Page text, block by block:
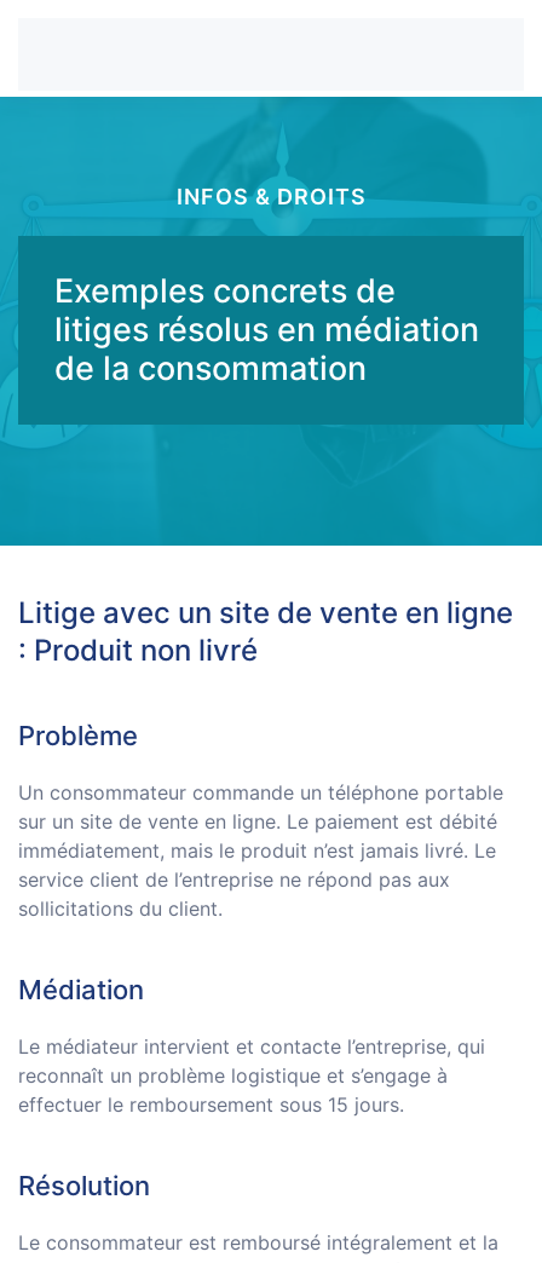
INFOS & DROITS
Exemples concrets de
litiges résolus en médiation
de la consommation
Litige avec un site de vente en ligne
: Produit non livré
Problème
Un consommateur commande un téléphone portable
sur un site de vente en ligne. Le paiement est débité
immédiatement, mais le produit n’est jamais livré. Le
service client de l’entreprise ne répond pas aux
sollicitations du client.
Médiation
Le médiateur intervient et contacte l’entreprise, qui
reconnaît un problème logistique et s’engage à
effectuer le remboursement sous 15 jours.
Résolution
Le consommateur est remboursé intégralement et la